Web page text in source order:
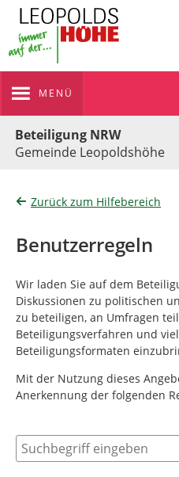
MENÜ
Beteiligung NRW
Gemeinde Leopoldshöhe
Zurück zum Hilfebereich
Benutzerregeln
Wir laden Sie auf dem
Diskussionen zu politischen
zu beteiligen, an Umfragen
Beteiligungsverfahren und
Beteiligungsformaten
Mit der Nutzung dieses
Anerkennung der folgenden
Suchbegriff eingeben